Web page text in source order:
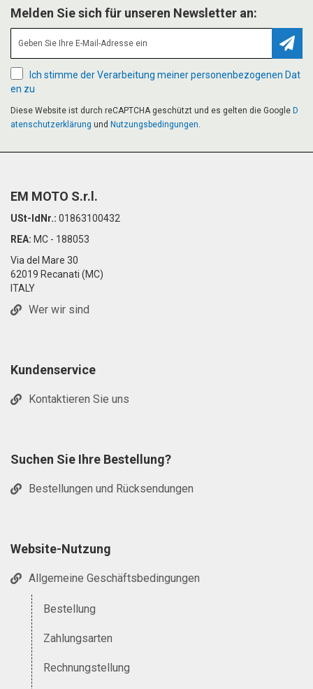
Melden Sie sich für unseren Newsletter an:
Ich stimme der Verarbeitung meiner personenbezogenen Dat
en zu
Diese Website ist durch reCAPTCHA geschützt und es gelten die Google D
atenschutzerklärung und Nutzungsbedingungen.
EM MOTO S.r.l.
USt-IdNr.: 01863100432
REA: MC - 188053
Via del Mare 30
62019 Recanati (MC)
ITALY
Wer wir sind
Kundenservice
Kontaktieren Sie uns
Suchen Sie Ihre Bestellung?
Bestellungen und Rücksendungen
Website-Nutzung
Allgemeine Geschäftsbedingungen
Bestellung
Zahlungsarten
Rechnungstellung